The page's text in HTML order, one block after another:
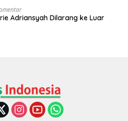
Adriansyah Dilarang ke Luar